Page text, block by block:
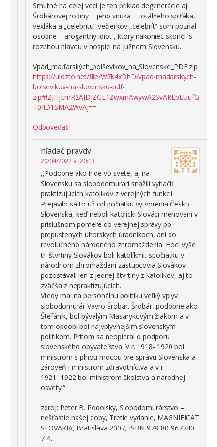
Smutné na celej veci je ten príklad degenerácie aj
Šrobárovej rodiny – jeho vnuka – totálneho spiťáka,
vexláka a „celebritu“ večierkov „celebrít“ som poznal
osobne – arogantný idiot , ktorý nakoniec skončil s
rozbitou hlavou v hospici na južnom Slovensku.
Vpád_maďarských_bolševikov_na_Slovensko_PDF.zip
https://ulozto.net/file/W7k4xDhD/vpad-madarskych-
bolsevikov-na-slovensko-pdf-
zip#!ZJHjLmR2AJDjZGL1ZwxmAwywA2SvAREbEUufG
T04D1SMA2WvAj==
Odpovedať
hľadač pravdy
20/04/2022 at 20:13
,,Podobne ako inde vo svete, aj na
Slovensku sa slobodomurári snažili vytlačiť
praktizujúcich katolíkov z verejných funkcií.
Prejavilo sa to už od počiatku vytvorenia Česko-
Slovenska, keď neboli katolícki Slováci menovaní v
príslušnom pomere do verejnej správy po
prepustených uhorských úradníkoch, ani do
revolučného národného zhromaždenia. Hoci vyše
tri štvrtiny Slovákov boli katolíkmi, spočiatku v
národnom zhromaždení zástupcovia Slovákov
pozostávali len z jednej štvrtiny z katolíkov, aj to
zväčša z nepraktizujúcich.
Vtedy mal na personálnu politiku veľký vplyv
slobodomurár Vavro Šrobár. Šrobár, podobne ako
Štefánik, bol bývalým Masarykovým žiakom a v
tom období bol najvplyvnejším slovenským
politikom. Pritom sa neopieral o podporu
slovenského obyvateľstva. V r. 1918- 1920 bol
ministrom s plnou mocou pre správu Slovenska a
zároveň i ministrom zdravotníctva a v r.
1921- 1922 bol ministrom školstva a národnej
osvety.“
zdroj: Peter B. Podolský, Slobodomurárstvo –
nešťastie našej doby, Tretie vydanie, MAGNIFICAT
SLOVAKIA, Bratislava 2007, ISBN 978-80-967740-
7-4.